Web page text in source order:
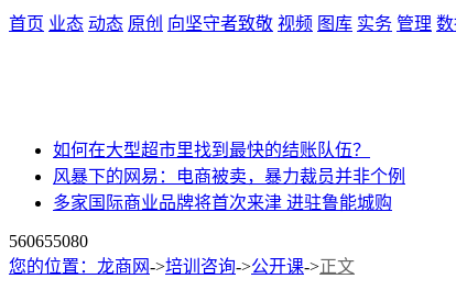
首页 业态 动态 原创 向坚守者致敬 视频 图库 实务 管理
如何在大型超市里找到最快的结账队伍？
风暴下的网易：电商被卖，暴力裁员并非个例
多家国际商业品牌将首次来津 进驻鲁能城购
560655080
您的位置： 龙商网->培训咨询->公开课->正文